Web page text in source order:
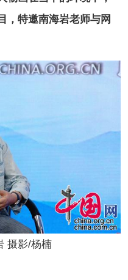
，特邀南海岩老师与网
摄影/杨楠